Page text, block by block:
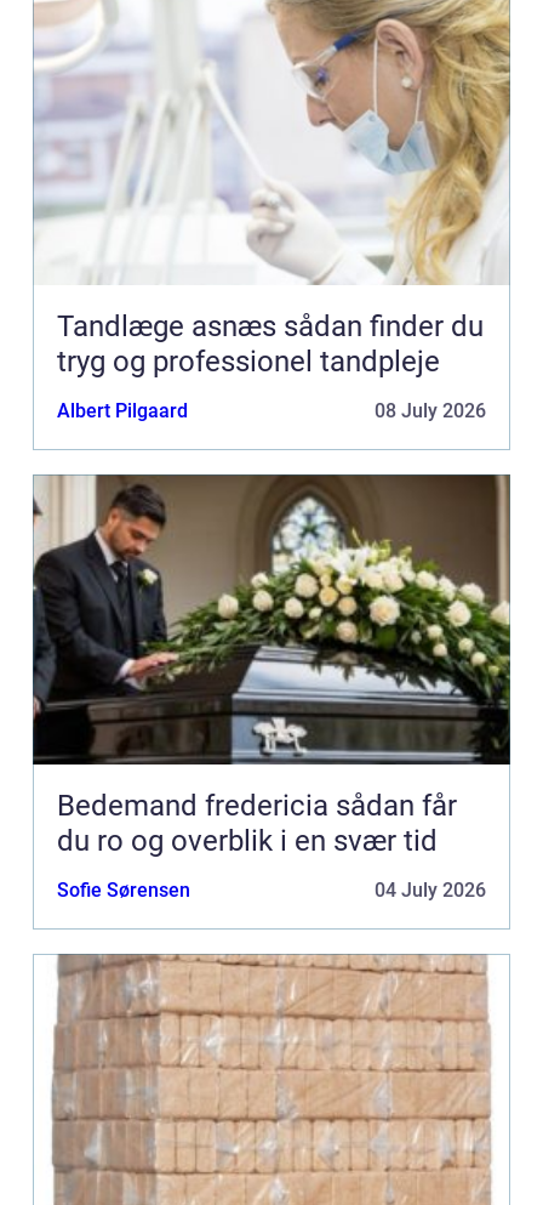
Tandlæge asnæs sådan finder du
tryg og professionel tandpleje
Albert Pilgaard 08 July 2026
Bedemand fredericia sådan får
du ro og overblik i en svær tid
Sofie Sørensen 04 July 2026